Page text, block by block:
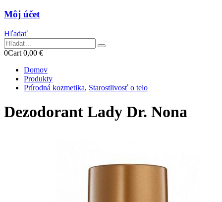
Môj účet
Hľadať
0Cart 0,00 €
Domov
Produkty
Prírodná kozmetika, Starostlivosť o telo
Dezodorant Lady Dr. Nona